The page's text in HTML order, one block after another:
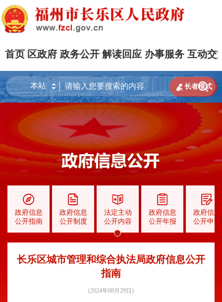
首页 区政府 政务公开 解读回应 办事服务 互动交

 长者模式
政府信息
公开指南
政府信息
公开制度
法定主动
公开内容
政府信息
公开年报
政府信息
公开申请
长乐区城市管理和综合执法局政府信息公开
指南
(2024年08月29日)